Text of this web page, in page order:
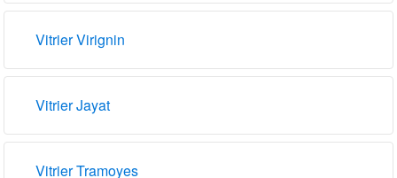
Vitrier Virignin
Vitrier Jayat
Vitrier Tramoyes